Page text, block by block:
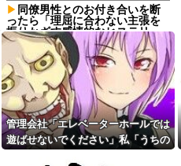
同僚男性とのお付き合いを断
ったら「理屈に合わない主張を
振りかざす感情的なヒステリー
女」と言いふらされて・・・
退職してしばらく経った頃、
元職場の取引先から連絡が来
た。話を聞くと納得できない内
容で…
義両親「空き家になるし住ん
でいいよ」私たち「じゃあお言
葉に甘えて…」→引っ越した途
端、予想外の出来事が待ってい
て…
管理会社「エレベーターホールでは
遊ばせないでください」私「うちの